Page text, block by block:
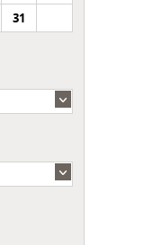
31